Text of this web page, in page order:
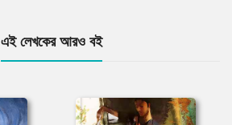
এই লেখকের আরও বই